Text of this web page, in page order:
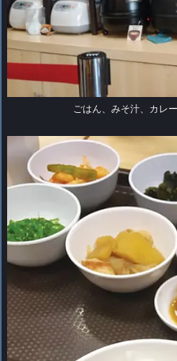
ごはん、みそ汁、カレ